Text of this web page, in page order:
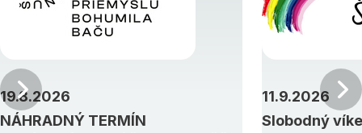
NÁHRADNÝ TERMÍN
19.8.2026
Slobodný
11.9.2026
Predchádzajúci